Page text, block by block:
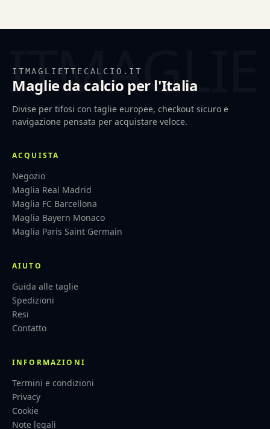
ITMAGLIETTECALCIO.IT
Maglie da calcio per l'Italia
Divise per tifosi con taglie europee, checkout sicuro e
navigazione pensata per acquistare veloce.
ACQUISTA
Negozio
Maglia Real Madrid
Maglia FC Barcellona
Maglia Bayern Monaco
Maglia Paris Saint Germain
AIUTO
Guida alle taglie
Spedizioni
Resi
Contatto
INFORMAZIONI
Termini e condizioni
Privacy
Cookie
Note legali